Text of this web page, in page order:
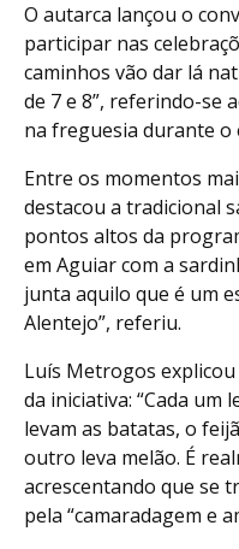
O autarca lançou o
participar nas
caminhos vão dar lá
de 7 e 8”, referindo-se
na freguesia durante o
Entre os momentos
destacou a tradicional
pontos altos da
em Aguiar com a
junta aquilo que é um
Alentejo”, referiu.
Luís Metrogos
da iniciativa: “Cada um
levam as batatas, o
outro leva melão. É
acrescentando que se
pela “camaradagem e